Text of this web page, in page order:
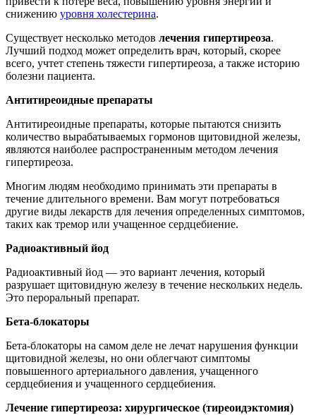
снижению уровня холестерина.
Существует несколько методов лечения гипертиреоза.
Лучший подход может определить врач, который, скорее
всего, учтет степень тяжести гипертиреоза, а также историю
болезни пациента.
Антитиреоидные препараты
Антитиреоидные препараты, которые пытаются снизить
количество вырабатываемых гормонов щитовидной железы,
являются наиболее распространенным методом лечения
гипертиреоза.
Многим людям необходимо принимать эти препараты в
течение длительного времени. Вам могут потребоваться
другие виды лекарств для лечения определенных симптомов,
таких как тремор или учащенное сердцебиение.
Радиоактивный йод
Радиоактивный йод — это вариант лечения, который
разрушает щитовидную железу в течение нескольких недель.
Это пероральный препарат.
Бета-блокаторы
Бета-блокаторы на самом деле не лечат нарушения функции
щитовидной железы, но они облегчают симптомы
повышенного артериального давления, учащенного
сердцебиения и учащенного сердцебиения.
Лечение гипертиреоза: хирургическое (тиреоидэктомия)